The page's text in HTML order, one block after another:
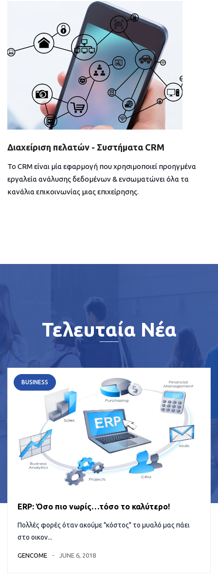
Διαχείριση πελατών - Συστήματα CRM
Το CRM είναι μία εφαρμογή που χρησιμοποιεί προηγμένα
εργαλεία ανάλυσης δεδομένων & ενσωματώνει όλα τα
κανάλια επικοινωνίας μιας επιχείρησης.
Τελευταία Νέα
BUSINESS
ERP: Όσο πιο νωρίς…τόσο το καλύτερο!
Πολλές φορές όταν ακούμε "κόστος" το μυαλό μας πάει
στο οικον...
GENCOME JUNE 6, 2018